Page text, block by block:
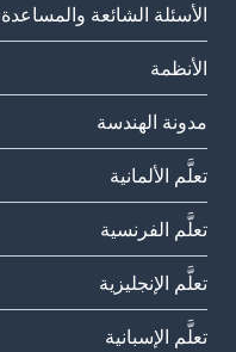
الأسئلة الشائعة والمساعدة
الأنظمة
مدونة الهندسة
تعلَّم الألمانية
تعلَّم الفرنسية
تعلَّم الإنجليزية
تعلَّم الإسبانية